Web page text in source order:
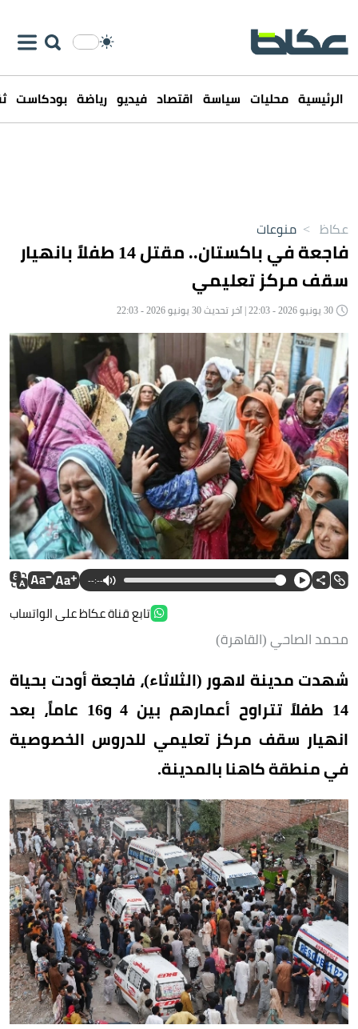
الرئيسية محليات سياسة اقتصاد فيديو رياضة بودكاست
عكاظ > منوعات
فاجعة في باكستان.. مقتل 14 طفلاً بانهيار
سقف مركز تعليمي
--:--
تابع قناة عكاظ على الواتساب
محمد الصاحي (القاهرة)
شهدت مدينة لاهور (الثلاثاء)، فاجعة أودت بحياة
14 طفلاً تتراوح أعمارهم بين 4 و16 عاماً، بعد
انهيار سقف مركز تعليمي للدروس الخصوصية
في منطقة كاهنا بالمدينة.